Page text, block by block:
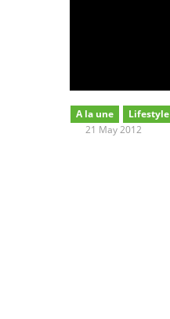
A la une Lifestyle
21 May 2012